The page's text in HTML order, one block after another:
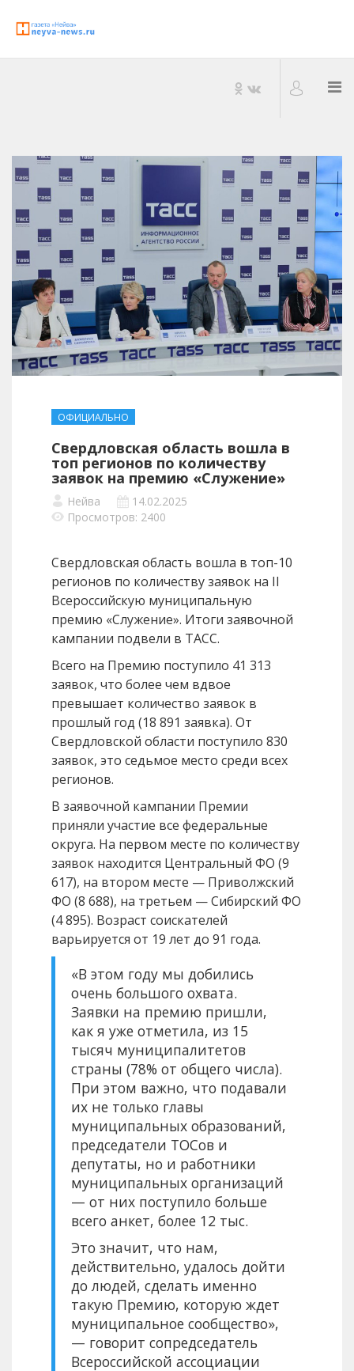
ОФИЦИАЛЬНО
Свердловская область вошла в
топ регионов по количеству
заявок на премию «Служение»
Нейва
14.02.2025
Просмотров: 2400
Свердловская область вошла в топ-10
регионов по количеству заявок на II
Всероссийскую муниципальную
премию «Служение». Итоги заявочной
кампании подвели в ТАСС.
Всего на Премию поступило 41 313
заявок, что более чем вдвое
превышает количество заявок в
прошлый год (18 891 заявка). От
Свердловской области поступило 830
заявок, это седьмое место среди всех
регионов.
В заявочной кампании Премии
приняли участие все федеральные
округа. На первом месте по количеству
заявок находится Центральный ФО (9
617), на втором месте — Приволжский
ФО (8 688), на третьем — Сибирский ФО
(4 895). Возраст соискателей
варьируется от 19 лет до 91 года.
«В этом году мы добились
очень большого охвата.
Заявки на премию пришли,
как я уже отметила, из 15
тысяч муниципалитетов
страны (78% от общего числа).
При этом важно, что подавали
их не только главы
муниципальных образований,
председатели ТОСов и
депутаты, но и работники
муниципальных организаций
— от них поступило больше
всего анкет, более 12 тыс.
Это значит, что нам,
действительно, удалось дойти
до людей, сделать именно
такую Премию, которую ждет
муниципальное сообщество»,
— говорит сопредседатель
Всероссийской ассоциации